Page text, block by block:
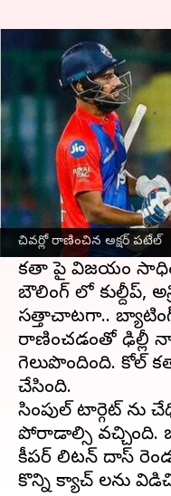
చివర్లో రాణించిన అక్షర్ పటేల్
అతి కష్టం
చేసిన ఢిల్లీ
Jayachandra Akuri
ఈ వార్తాకథనం ఏంటి
ఐపీఎల్ 2023 సీజన్
పరాజయాలకు
ఓటముల తర్వాత ఈ
కతా పై విజయం
బౌలింగ్ లో కుల్దీప్,
సత్తాచాటగా..
రాణించడంతో ఢిల్లీ
గెలుపొందింది. కోల్
చేసింది.
సింపుల్ టార్గెట్ ను
పోరాడాల్సి వచ్చింది.
కీపర్ లిటన్ దాస్
కొన్ని క్యాచ్ లను